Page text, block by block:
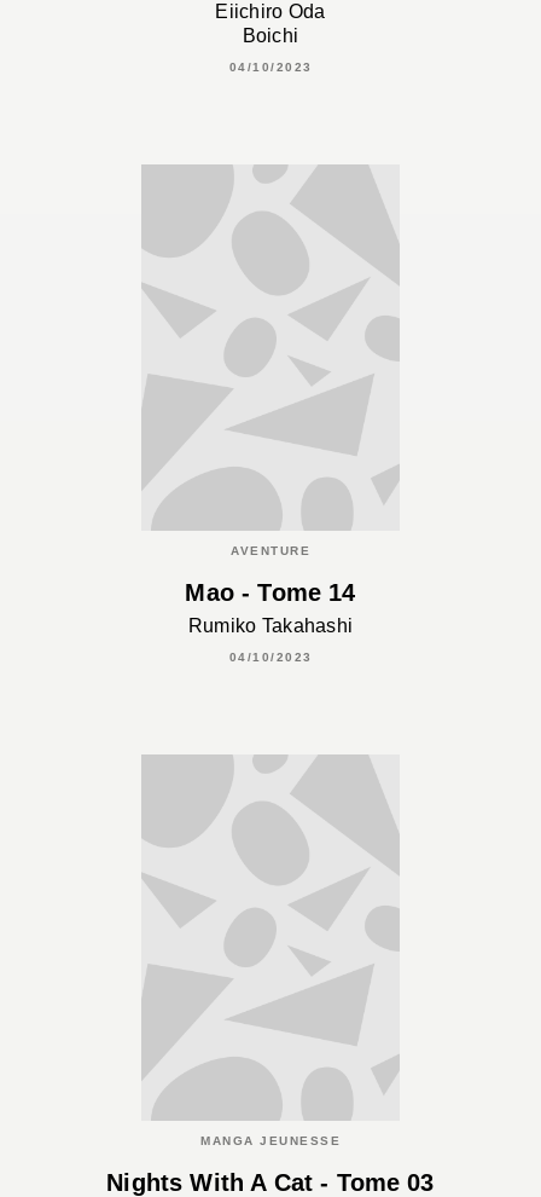
Eiichiro Oda
Boichi
04/10/2023
AVENTURE
Mao - Tome 14
Rumiko Takahashi
04/10/2023
MANGA JEUNESSE
Nights With A Cat - Tome 03